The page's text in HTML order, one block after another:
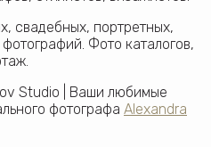
свадебных, портретных,
Фото каталогов,
Studio | Ваши любимые
фотографа Alexandra